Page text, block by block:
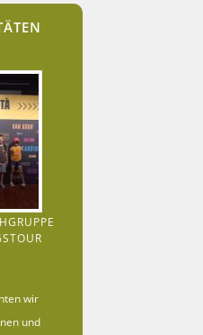
wir
und